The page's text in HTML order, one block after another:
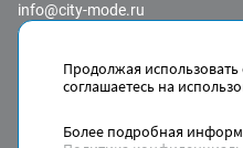
info@city-mode.ru
+7 800 600-30-96
Фермы., д.29/3
Продолжая
соглашаетесь на
Более подробная